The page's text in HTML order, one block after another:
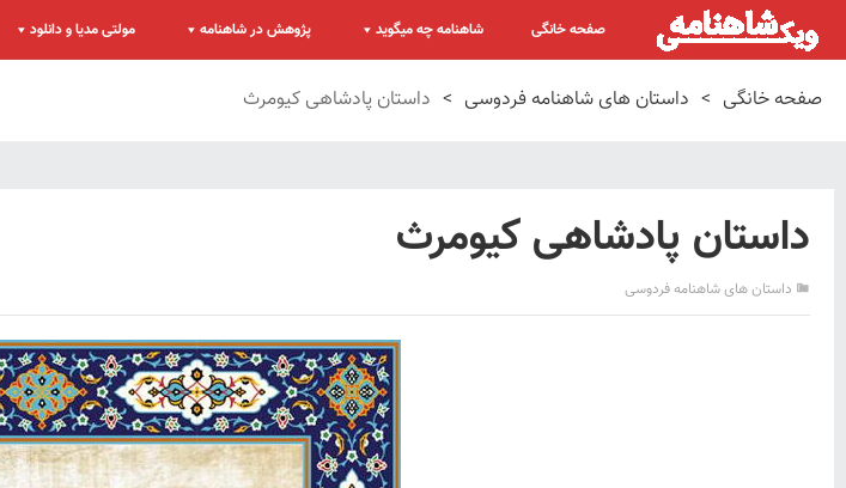
صفحه خانگی شاهنامه چه میگوید پژوهش در شاهنامه مولتی مدیا و دانلود
صفحه خانگی > داستان های شاهنامه فردوسی > داستان پادشاهی کیومرث
داستان پادشاهی کیومرث
داستان های شاهنامه فردوسی